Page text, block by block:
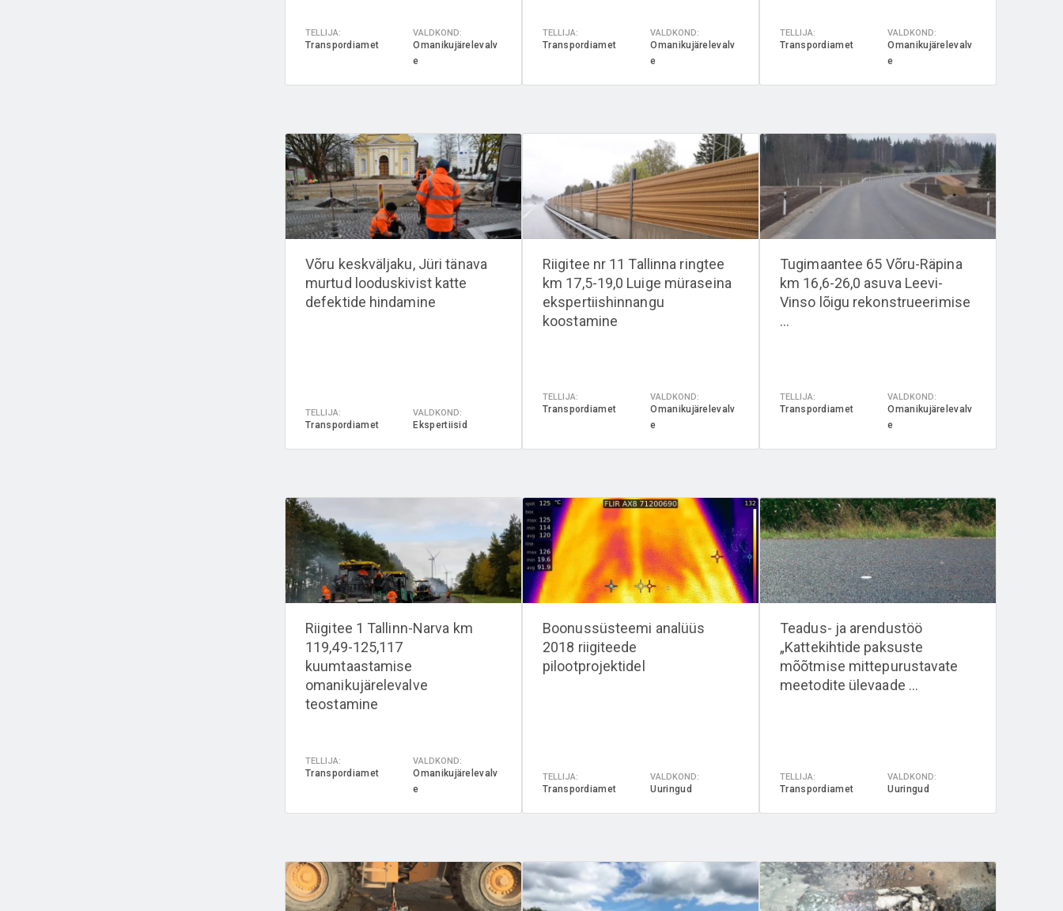
TELLIJA:
Transpordiamet
VALDKOND:
Omanikujärelevalv
e
TELLIJA:
Transpordiamet
VALDKOND:
Omanikujärelevalv
e
TELLIJA:
Transpordiamet
VALDKOND:
Omanikujärelevalv
e
Võru keskväljaku, Jüri tänava
murtud looduskivist katte
defektide hindamine
TELLIJA:
Transpordiamet
VALDKOND:
Ekspertiisid
Riigitee nr 11 Tallinna ringtee
km 17,5-19,0 Luige müraseina
ekspertiishinnangu
koostamine
TELLIJA:
Transpordiamet
VALDKOND:
Omanikujärelevalv
e
Tugimaantee 65 Võru-Räpina
km 16,6-26,0 asuva Leevi-
Vinso lõigu rekonstrueerimise
...
TELLIJA:
Transpordiamet
VALDKOND:
Omanikujärelevalv
e
Riigitee 1 Tallinn-Narva km
119,49-125,117
kuumtaastamise
omanikujärelevalve
teostamine
TELLIJA:
Transpordiamet
VALDKOND:
Omanikujärelevalv
e
Boonussüsteemi analüüs
2018 riigiteede
pilootprojektidel
TELLIJA:
Transpordiamet
VALDKOND:
Uuringud
Teadus- ja arendustöö
„Kattekihtide paksuste
mõõtmise mittepurustavate
meetodite ülevaade ...
TELLIJA:
Transpordiamet
VALDKOND:
Uuringud